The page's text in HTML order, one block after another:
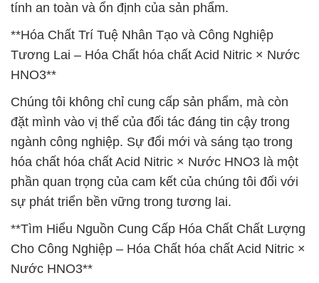
tính an toàn và ổn định của sản phẩm.
**Hóa Chất Trí Tuệ Nhân Tạo và Công Nghiệp
Tương Lai – Hóa Chất hóa chất Acid Nitric × Nước
HNO3**
Chúng tôi không chỉ cung cấp sản phẩm, mà còn
đặt mình vào vị thế của đối tác đáng tin cậy trong
ngành công nghiệp. Sự đổi mới và sáng tạo trong
hóa chất hóa chất Acid Nitric × Nước HNO3 là một
phần quan trọng của cam kết của chúng tôi đối với
sự phát triển bền vững trong tương lai.
**Tìm Hiểu Nguồn Cung Cấp Hóa Chất Chất Lượng
Cho Công Nghiệp – Hóa Chất hóa chất Acid Nitric ×
Nước HNO3**